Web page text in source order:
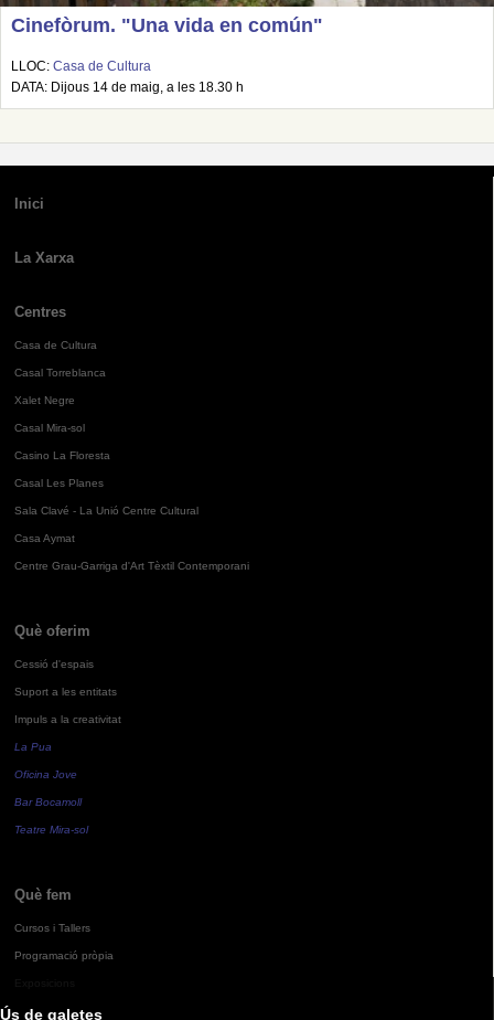
Ús de galetes
Cinefòrum. "Una vida en común"
LLOC: Casa de Cultura
DATA: Dijous 14 de maig, a les 18.30 h
Inici
La Xarxa
Centres
Casa de Cultura
Casal Torreblanca
Xalet Negre
Casal Mira-sol
Casino La Floresta
Casal Les Planes
Sala Clavé - La Unió Centre Cultural
Casa Aymat
Centre Grau-Garriga d'Art Tèxtil Contemporani
Què oferim
Cessió d'espais
Suport a les entitats
Impuls a la creativitat
La Pua
Oficina Jove
Bar Bocamoll
Teatre Mira-sol
Què fem
Cursos i Tallers
Programació pròpia